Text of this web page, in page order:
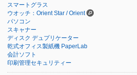
スマートグラス
ウオッチ：Orient Star / Orient
パソコン
スキャナー
ディスク デュプリケーター
乾式オフィス製紙機 PaperLab
会計ソフト
印刷管理セキュリティー